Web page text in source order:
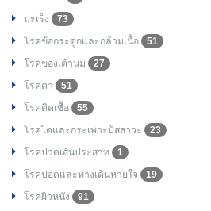
มะเร็ง
73
โรคข้อกระดูกและกล้ามเนื้อ
51
โรคของเต้านม
27
โรคตา
51
โรคติดเชื้อ
55
โรคไตและกระเพาะปัสสาวะ
23
โรคปวดเส้นประสาท
1
โรคปอดและทางเดินหายใจ
19
โรคผิวหนัง
91